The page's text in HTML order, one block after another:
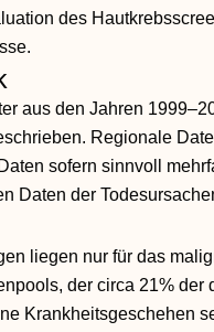
des
aus den Jahren
Regionale
sofern sinnvoll
Daten der
liegen nur für das
der circa 21% der
Krankheitsgeschehen